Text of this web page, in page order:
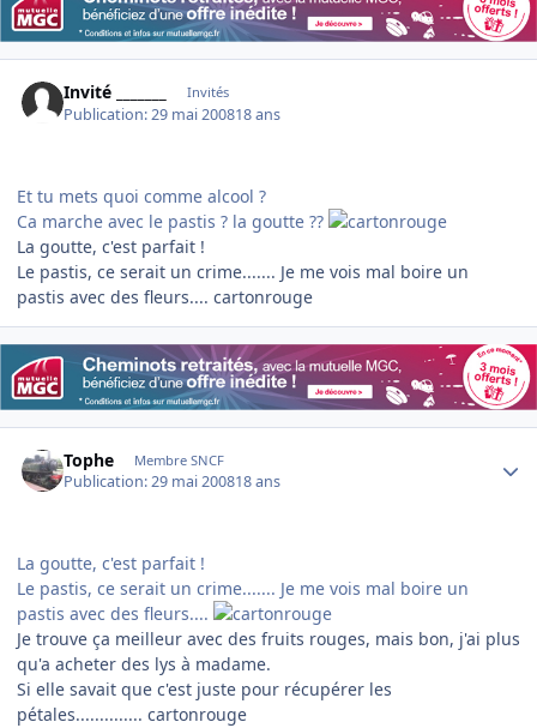
Invité _______ Invités
Publication:29 mai 200818 ans
Et tu mets quoi comme alcool ?
Ca marche avec le pastis ? la goutte ??
La goutte, c'est parfait !
Le pastis, ce serait un crime....... Je me vois mal boire un
pastis avec des fleurs.... cartonrouge
Tophe Membre SNCF
Publication:29 mai 200818 ans
La goutte, c'est parfait !
Le pastis, ce serait un crime....... Je me vois mal boire un
pastis avec des fleurs....
Je trouve ça meilleur avec des fruits rouges, mais bon, j'ai plus
qu'a acheter des lys à madame.
Si elle savait que c'est juste pour récupérer les
pétales.............. cartonrouge